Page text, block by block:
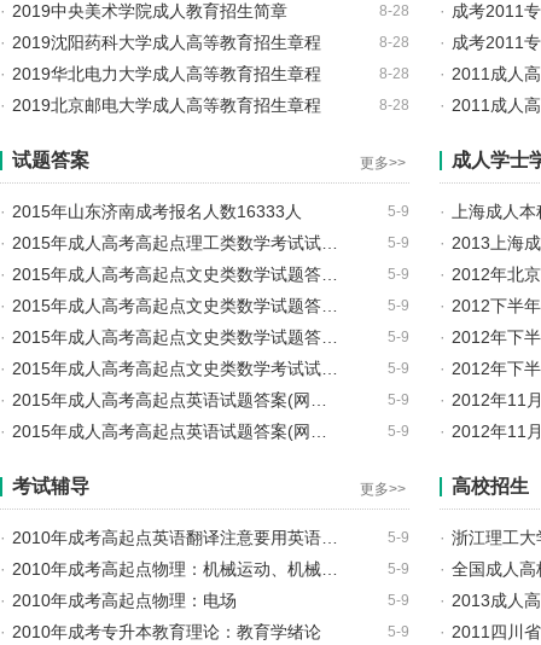
8-28
· 2019中央美术学院成人教育招生简章
8-28
· 2019沈阳药科大学成人高等教育招生章程
8-28
· 2019华北电力大学成人高等教育招生章程
8-28
· 2019北京邮电大学成人高等教育招生章程
· 成考2011
· 成考2011
· 2011成人
· 2011成人
试题答案 更多>>
5-9
· 2015年山东济南成考报名人数16333人
5-9
· 2015年成人高考高起点理工类数学考试试…
5-9
· 2015年成人高考高起点文史类数学试题答…
5-9
· 2015年成人高考高起点文史类数学试题答…
5-9
· 2015年成人高考高起点文史类数学试题答…
5-9
· 2015年成人高考高起点文史类数学考试试…
5-9
· 2015年成人高考高起点英语试题答案(网…
5-9
· 2015年成人高考高起点英语试题答案(网…
成人学士
·
上海成人
· 2013上海
· 2012年北
· 2012下半
· 2012年下
· 2012年下
· 2012年11
· 2012年11
考试辅导 更多>>
5-9
· 2010年成考高起点英语翻译注意要用英语…
5-9
· 2010年成考高起点物理：机械运动、机械…
5-9
· 2010年成考高起点物理：电场
5-9
· 2010年成考专升本教育理论：教育学绪论
高校招生
· 浙江理工大
· 全国成人
· 2013成人
· 2011四川